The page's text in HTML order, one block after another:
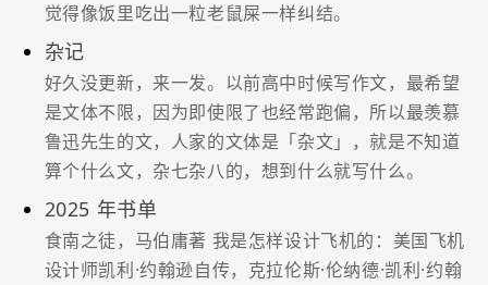
觉得像饭里吃出一粒老鼠屎一样纠结。
杂记
好久没更新，来一发。以前高中时候写作文，最希望
是文体不限，因为即使限了也经常跑偏，所以最羡慕
鲁迅先生的文，人家的文体是「杂文」，就是不知道
算个什么文，杂七杂八的，想到什么就写什么。
2025 年书单
食南之徒，马伯庸著 我是怎样设计⻜机的：美国⻜机
设计师凯利·约翰逊⾃传，克拉伦斯·伦纳德·凯利·约翰